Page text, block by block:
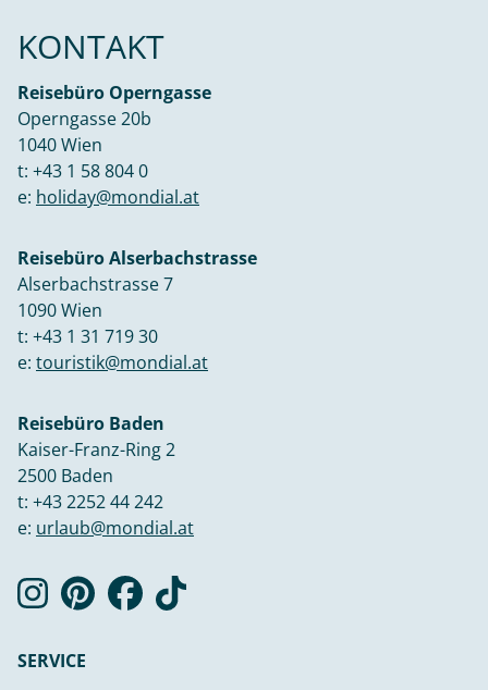
KONTAKT
Reisebüro Operngasse
Operngasse 20b
1040 Wien
t: +43 1 58 804 0
e: holiday@mondial.at
Reisebüro Alserbachstrasse
Alserbachstrasse 7
1090 Wien
t: +43 1 31 719 30
e: touristik@mondial.at
Reisebüro Baden
Kaiser-Franz-Ring 2
2500 Baden
t: +43 2252 44 242
e: urlaub@mondial.at
SERVICE